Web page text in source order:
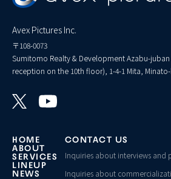
Avex Pictures Inc.
〒108-0073
Sumitomo Realty & Development Azabu-
reception on the 10th floor), 1-4-1 Mita,
HOME
ABOUT
SERVICES
LINEUP
NEWS
CONTACT US
Inquiries about interviews and
Inquiries about